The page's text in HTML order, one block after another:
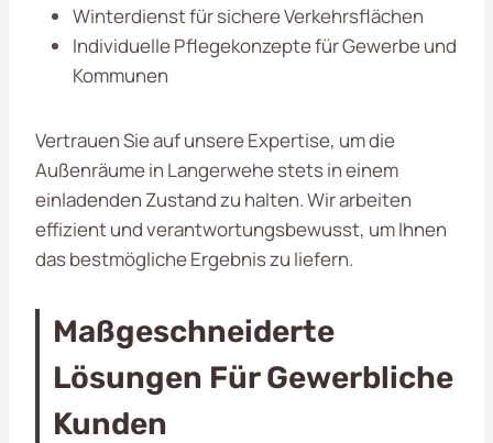
Winterdienst für sichere Verkehrsflächen
Individuelle Pflegekonzepte für Gewerbe und
Kommunen
Vertrauen Sie auf unsere Expertise, um die
Außenräume in Langerwehe stets in einem
einladenden Zustand zu halten. Wir arbeiten
effizient und verantwortungsbewusst, um Ihnen
das bestmögliche Ergebnis zu liefern.
Maßgeschneiderte
Lösungen Für Gewerbliche
Kunden